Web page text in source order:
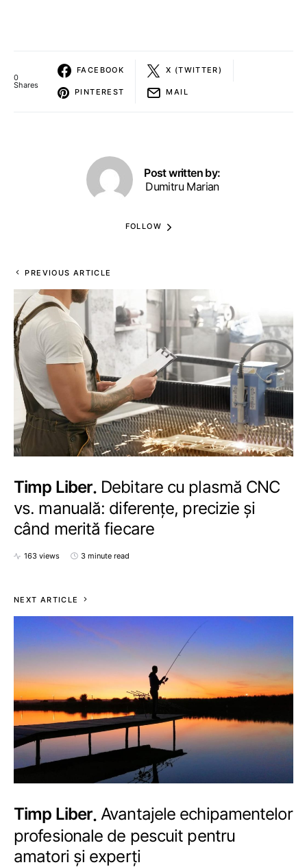
0
Shares
FACEBOOK X (TWITTER)
PINTEREST MAIL
Post written by:
Dumitru Marian
FOLLOW
PREVIOUS ARTICLE
Timp Liber Debitare cu plasmă CNC
vs. manuală: diferențe, precizie și
când merită fiecare
163 views 3 minute read
NEXT ARTICLE
Timp Liber Avantajele echipamentelor
profesionale de pescuit pentru
amatori și experți